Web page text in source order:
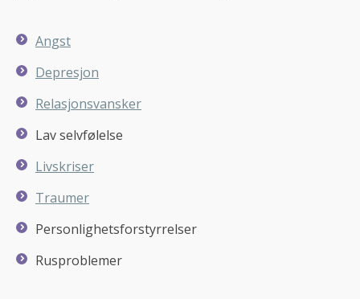
Angst
Depresjon
Relasjonsvansker
Lav selvfølelse
Livskriser
Traumer
Personlighetsforstyrrelser
Rusproblemer